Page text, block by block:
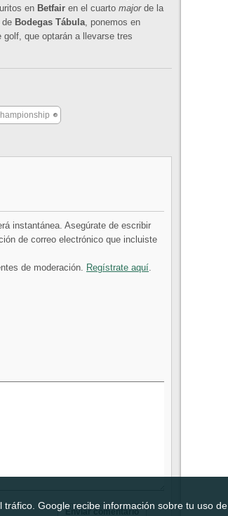
Google recibe información sobre tu uso de
en Betfair en el cuarto major de la
de Bodegas Tábula, ponemos en
que optarán a llevarse tres
instantánea. Asegúrate de escribir
de correo electrónico que incluiste
de moderación. Regístrate aquí.